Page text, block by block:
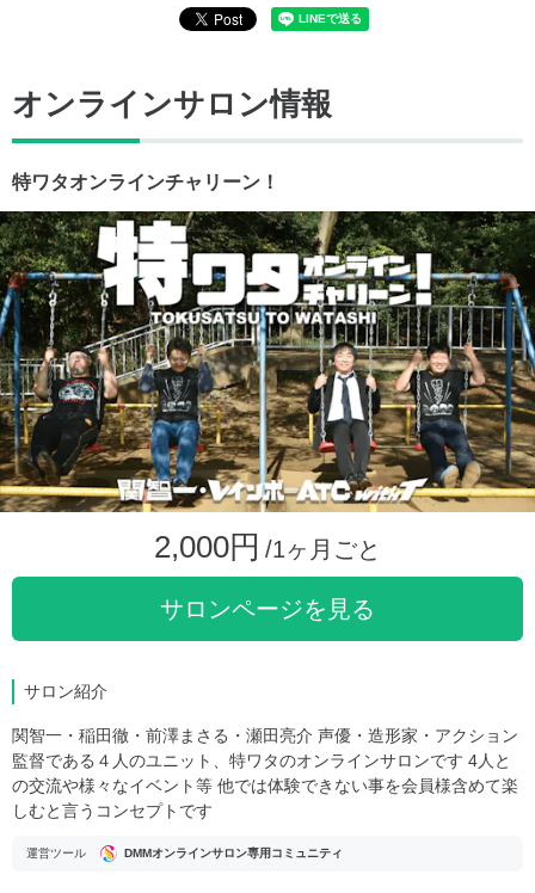
オンラインサロン情報
特ワタオンラインチャリーン！
2,000円 /1ヶ月ごと
サロンページを見る
サロン紹介
関智一・稲田徹・前澤まさる・瀬田亮介 声優・造形家・アクション
監督である４人のユニット、特ワタのオンラインサロンです 4人と
の交流や様々なイベント等 他では体験できない事を会員様含めて楽
しむと言うコンセプトです
運営ツール DMMオンラインサロン専用コミュニティ